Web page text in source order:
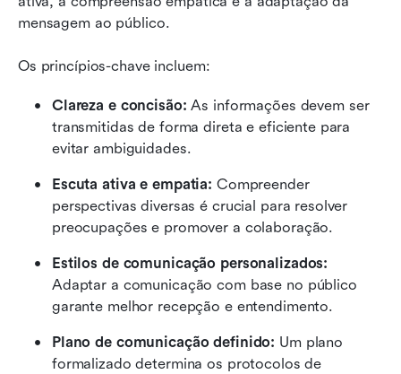
mensagem ao público.
Os princípios-chave incluem:
Clareza e concisão: As informações devem ser
transmitidas de forma direta e eficiente para
evitar ambiguidades.
Escuta ativa e empatia: Compreender
perspectivas diversas é crucial para resolver
preocupações e promover a colaboração.
Estilos de comunicação personalizados:
Adaptar a comunicação com base no público
garante melhor recepção e entendimento.
Plano de comunicação definido: Um plano
formalizado determina os protocolos de